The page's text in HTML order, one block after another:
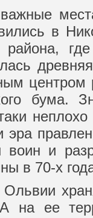
в
района,
центром
бума.
воин и
в 70-х
ее